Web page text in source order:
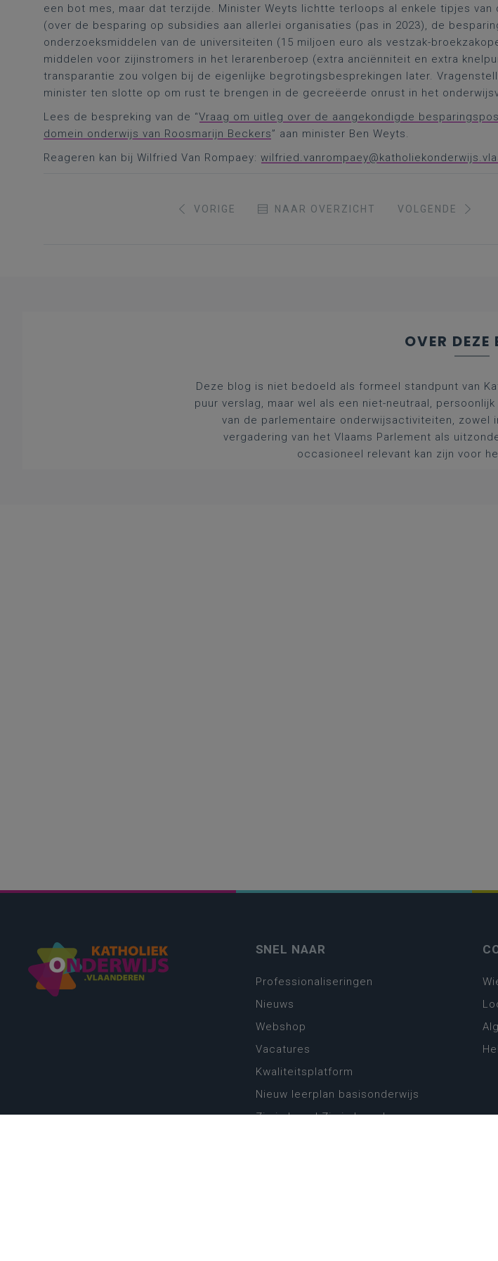
een bot mes, maar dat terzijde. Minister Weyts lichtte terloops al enkele tipjes van
(over de besparing op subsidies aan allerlei organisaties (pas in 2023), de
onderzoeksmiddelen van de universiteiten (15 miljoen euro als vestzak-
middelen voor zijinstromers in het lerarenberoep (extra anciënniteit en extra
transparantie zou volgen bij de eigenlijke begrotingsbesprekingen later.
minister ten slotte op om rust te brengen in de gecreëerde onrust in het
Lees de bespreking van de “Vraag om uitleg over de aangekondigde
domein onderwijs van Roosmarijn Beckers” aan minister Ben Weyts.
Reageren kan bij Wilfried Van Rompaey:
VORIGE NAAR OVERZICHT VOLGENDE
OVER DEZE
Deze blog is niet bedoeld als formeel standpunt van
puur verslag, maar wel als een niet-neutraal,
van de parlementaire onderwijsactiviteiten, zowel
vergadering van het Vlaams Parlement als
occasioneel relevant kan zijn voor
SNEL NAAR
Professionaliseringen
Nieuws
Webshop
Vacatures
Kwaliteitsplatform
Nieuw leerplan basisonderwijs
Zin in leren! Zin in leven!